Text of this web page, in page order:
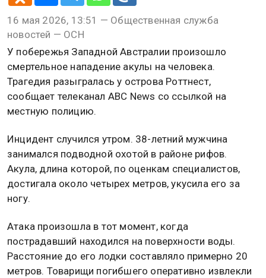
16 мая 2026, 13:51 — Общественная служба
новостей — ОСН
У побережья Западной Австралии произошло
смертельное нападение акулы на человека.
Трагедия разыгралась у острова Роттнест,
сообщает телеканал ABC News со ссылкой на
местную полицию.
Инцидент случился утром. 38-летний мужчина
занимался подводной охотой в районе рифов.
Акула, длина которой, по оценкам специалистов,
достигала около четырех метров, укусила его за
ногу.
Атака произошла в тот момент, когда
пострадавший находился на поверхности воды.
Расстояние до его лодки составляло примерно 20
метров. Товарищи погибшего оперативно извлекли